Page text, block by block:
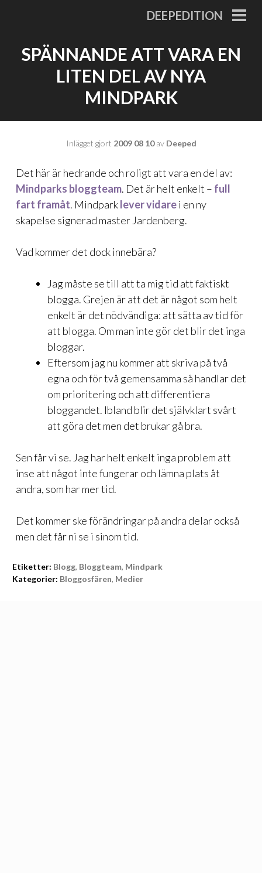
DEEPEDITION
SPÄNNANDE ATT VARA EN
LITEN DEL AV NYA
MINDPARK
Inlägget gjort 2009 08 10av Deeped
Det här är hedrande och roligt att vara en del av:
Mindparks bloggteam. Det är helt enkelt – full
fart framåt. Mindparklever vidarei en ny
skapelse signerad master Jardenberg.
Vad kommer det dock innebära?
Jag måste se till att ta mig tid att faktiskt
blogga. Grejen är att det är något som helt
enkelt är det nödvändiga: att sätta av tid för
att blogga. Om man inte gör det blir det inga
bloggar.
Eftersom jag nu kommer att skriva på två
egna och för två gemensamma så handlar det
om prioritering och att differentiera
bloggandet. Ibland blir det självklart svårt
att göra det men det brukar gå bra.
Sen får vi se. Jag har helt enkelt inga problem att
inse att något inte fungerar och lämna plats åt
andra, som har mer tid.
Det kommer ske förändringar på andra delar också
men det får ni se i sinom tid.
Etiketter: Blogg, Bloggteam, Mindpark
Kategorier: Bloggosfären, Medier